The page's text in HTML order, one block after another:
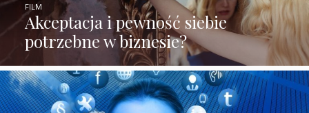
Akceptacja i pewność siebie
potrzebne w biznesie?
FILM